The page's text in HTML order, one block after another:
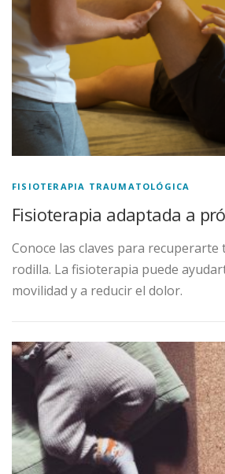
FISIOTERAPIA TRAUMATOLÓGICA
Fisioterapia adaptada a
Conoce las claves para
rodilla. La fisioterapia puede
movilidad y a reducir el dolor.